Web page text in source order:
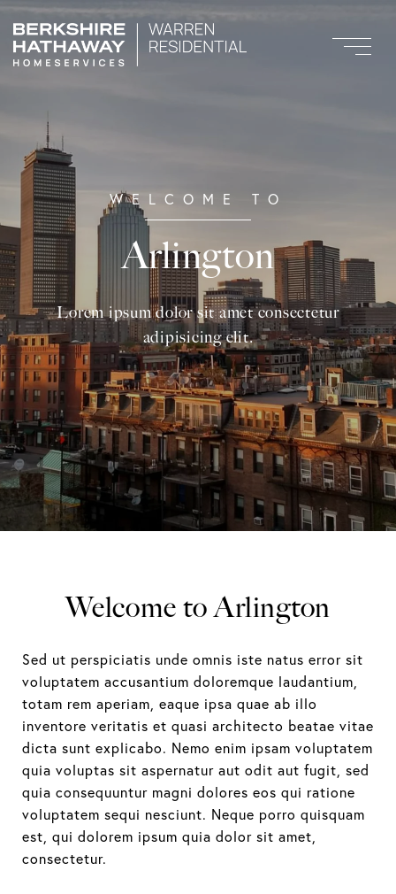
Arlington
Lorem ipsum dolor sit amet consectetur
adipisicing elit.
Welcome to Arlington
Sed ut perspiciatis unde omnis iste natus error sit
voluptatem accusantium doloremque laudantium,
totam rem aperiam, eaque ipsa quae ab illo
inventore veritatis et quasi architecto beatae vitae
dicta sunt explicabo. Nemo enim ipsam voluptatem
quia voluptas sit aspernatur aut odit aut fugit, sed
quia consequuntur magni dolores eos qui ratione
voluptatem sequi nesciunt. Neque porro quisquam
est, qui dolorem ipsum quia dolor sit amet,
consectetur.